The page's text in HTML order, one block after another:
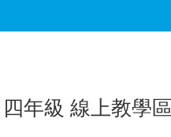
四年級 線上教學區